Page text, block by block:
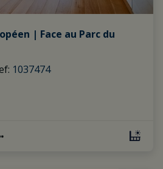
| Face au Parc du
: 1037474